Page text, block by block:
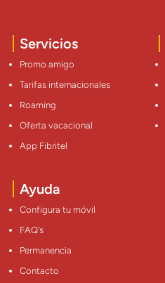
Servicios
Promo amigo
Tarifas internacionales
Roaming
Oferta vacacional
App Fibritel
Ayuda
Configura tu móvil
FAQ's
Permanencia
Contacto